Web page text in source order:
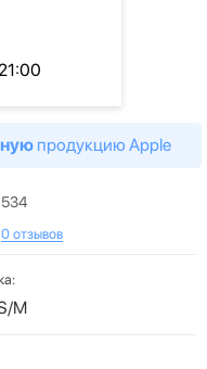
продукцию Apple
0 отзывов
M